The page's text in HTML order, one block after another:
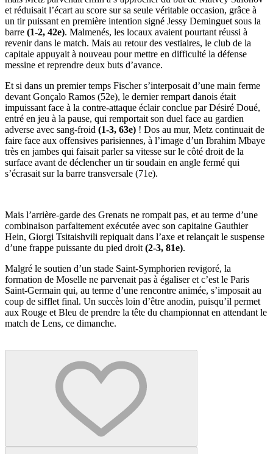
et réduisait l’écart au score sur sa seule véritable occasion, grâce à
un tir puissant en première intention signé Jessy Deminguet sous la
barre (1-2, 42e). Malmenés, les locaux avaient pourtant réussi à
revenir dans le match. Mais au retour des vestiaires, le club de la
capitale appuyait à nouveau pour mettre en difficulté la défense
messine et reprendre deux buts d’avance.
Et si dans un premier temps Fischer s’interposait d’une main ferme
devant Gonçalo Ramos (52e), le dernier rempart danois était
impuissant face à la contre-attaque éclair conclue par Désiré Doué,
entré en jeu à la pause, qui remportait son duel face au gardien
adverse avec sang-froid (1-3, 63e) ! Dos au mur, Metz continuait de
faire face aux offensives parisiennes, à l’image d’un Ibrahim Mbaye
très en jambes qui faisait parler sa vitesse sur le côté droit de la
surface avant de déclencher un tir soudain en angle fermé qui
s’écrasait sur la barre transversale (71e).
Mais l’arrière-garde des Grenats ne rompait pas, et au terme d’une
combinaison parfaitement exécutée avec son capitaine Gauthier
Hein, Giorgi Tsitaishvili repiquait dans l’axe et relançait le suspense
d’une frappe puissante du pied droit (2-3, 81e).
Malgré le soutien d’un stade Saint-Symphorien revigoré, la
formation de Moselle ne parvenait pas à égaliser et c’est le Paris
Saint-Germain qui, au terme d’une rencontre animée, s’imposait au
coup de sifflet final. Un succès loin d’être anodin, puisqu’il permet
aux Rouge et Bleu de prendre la tête du championnat en attendant le
match de Lens, ce dimanche.